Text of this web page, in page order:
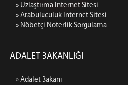
» Uzlaştırma İnternet Sitesi
» Arabuluculuk İnternet Sitesi
» Nöbetçi Noterlik Sorgulama
ADALET BAKANLIĞI
» Adalet Bakanı